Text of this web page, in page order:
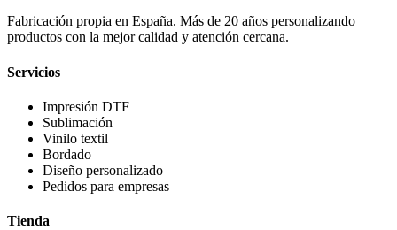
Fabricación propia en España. Más de 20 años personalizando
productos con la mejor calidad y atención cercana.
Servicios
Impresión DTF
Sublimación
Vinilo textil
Bordado
Diseño personalizado
Pedidos para empresas
Tienda